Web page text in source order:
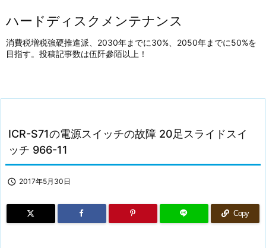
ハードディスクメンテナンス
消費税増税強硬推進派、2030年までに30%、2050年までに50%を
目指す。投稿記事数は伍阡參陌以上！
ICR-S71の電源スイッチの故障 20足スライドスイ
ッチ 966-11
 2017年5月30日
Copy